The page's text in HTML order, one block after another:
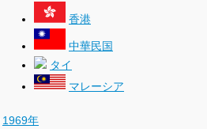
香港
中華民国
タイ
マレーシア
1969年